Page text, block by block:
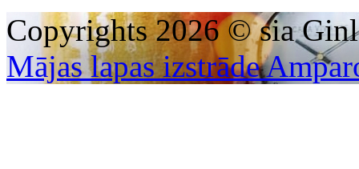
Copyrights 2026 © sia
Mājas lapas izstrāde